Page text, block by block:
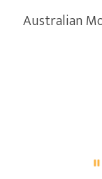
Australian